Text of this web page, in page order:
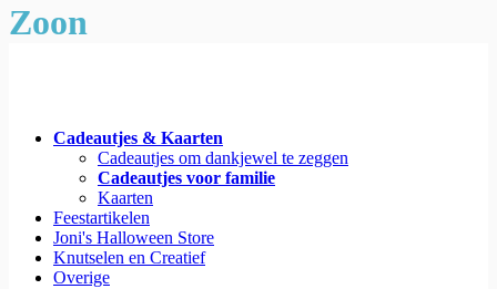
Zoon
Cadeautjes & Kaarten
Cadeautjes om dankjewel te zeggen
Cadeautjes voor familie
Kaarten
Feestartikelen
Joni's Halloween Store
Knutselen en Creatief
Overige